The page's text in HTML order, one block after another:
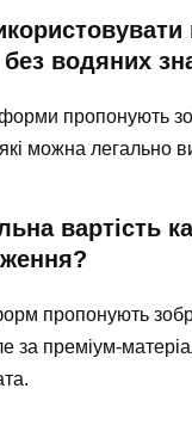
водяних
пропонують
можна легально
вартість
пропонують
за преміум-